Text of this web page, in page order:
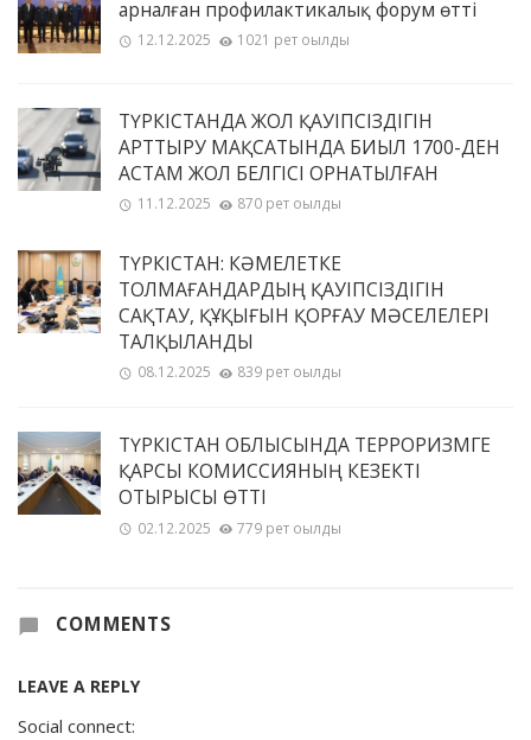
арналған профилактикалық форум өтті
12.12.2025 1021 рет оқылды
ТҮРКІСТАНДА ЖОЛ ҚАУІПСІЗДІГІН
АРТТЫРУ МАҚСАТЫНДА БИЫЛ 1700-ДЕН
АСТАМ ЖОЛ БЕЛГІСІ ОРНАТЫЛҒАН
11.12.2025 870 рет оқылды
ТҮРКІСТАН: КӘМЕЛЕТКЕ
ТОЛМАҒАНДАРДЫҢ ҚАУІПСІЗДІГІН
САҚТАУ, ҚҰҚЫҒЫН ҚОРҒАУ МӘСЕЛЕЛЕРІ
ТАЛҚЫЛАНДЫ
08.12.2025 839 рет оқылды
ТҮРКІСТАН ОБЛЫСЫНДА ТЕРРОРИЗМГЕ
ҚАРСЫ КОМИССИЯНЫҢ КЕЗЕКТІ
ОТЫРЫСЫ ӨТТІ
02.12.2025 779 рет оқылды
COMMENTS
LEAVE A REPLY
Social connect: